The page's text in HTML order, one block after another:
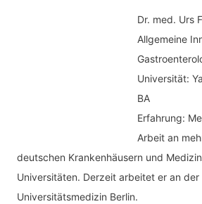
Dr. med. Urs
Allgemeine
Universität:
BA
Erfahrung:
Arbeit an
deutschen Krankenhäusern und
Universitäten. Derzeit arbeitet er an der
Universitätsmedizin Berlin.